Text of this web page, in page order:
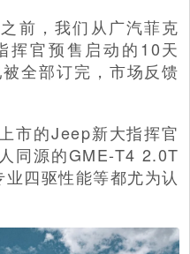
前，我们从广汽菲克
挥官预售启动的10天
全部订完，市场反馈
市的Jeep新大指挥官
同源的GME-T4 2.0T
四驱性能等都尤为认